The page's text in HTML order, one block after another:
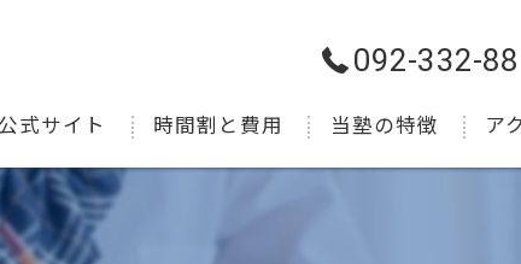
092-332-
公式サイト 時間割と費用 当塾の特徴 ア